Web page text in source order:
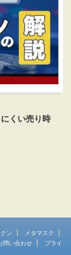
くい売り時
ン
メタマスク
問い合わせ
プライ